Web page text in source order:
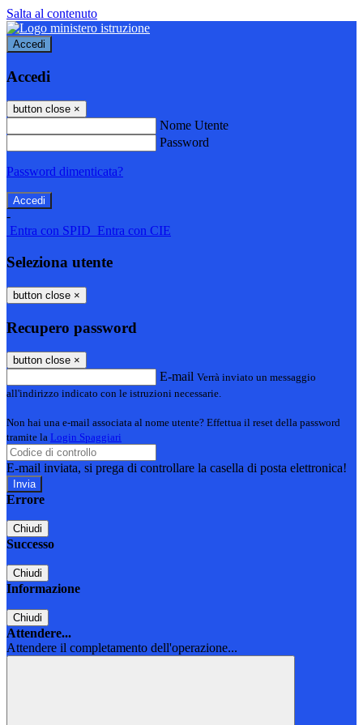
Salta al contenuto
Accedi
Accedi
button close ×
Nome Utente
Password
Password dimenticata?
-
Entra con SPID Entra con CIE
Seleziona utente
button close ×
Recupero password
button close ×
E-mail Verrà inviato un messaggio
all'indirizzo indicato con le istruzioni necessarie.
Non hai una e-mail associata al nome utente? Effettua il reset della password
tramite la Login Spaggiari
E-mail inviata, si prega di controllare la casella di posta elettronica!
Errore
Chiudi
Successo
Chiudi
Informazione
Chiudi
Attendere...
Attendere il completamento dell'operazione...